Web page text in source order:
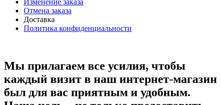
Изменение заказа
Отмена заказа
Доставка
Политика конфиденциальности
Мы прилагаем все усилия, чтобы
каждый визит в наш интернет-магазин
был для вас приятным и удобным.